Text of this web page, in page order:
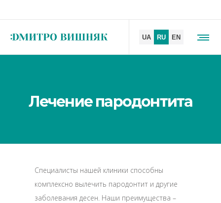
Лечение пародонтита
Специалисты нашей клиники способны
комплексно вылечить пародонтит и другие
заболевания десен. Наши преимущества –